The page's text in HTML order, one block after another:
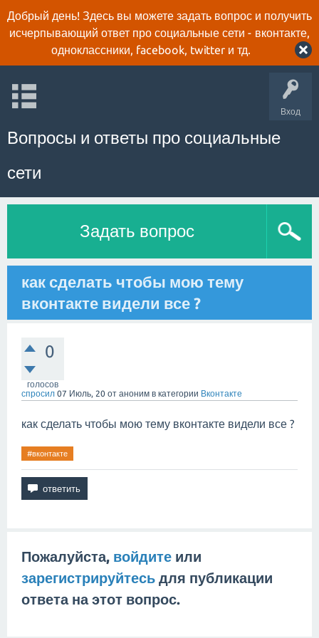
Добрый день! Здесь вы можете задать вопрос и получить
исчерпывающий ответ про социальные сети - вконтакте,
одноклассники, facebook, twitter и тд.
Вход
Вопросы и ответы про социальные
сети
Задать вопрос
как сделать чтобы мою тему
вконтакте видели все ?
0
голосов
спросил 07 Июль, 20 от аноним в категории Вконтакте
как сделать чтобы мою тему вконтакте видели все ?
#вконтакте
Пожалуйста, войдите или
зарегистрируйтесь для публикации
ответа на этот вопрос.